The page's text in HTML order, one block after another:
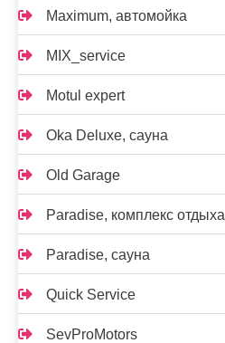
Maximum, автомойка
MIX_service
Motul expert
Oka Deluxe, сауна
Old Garage
Paradise, комплекс отдыха
Paradise, сауна
Quick Service
SevProMotors